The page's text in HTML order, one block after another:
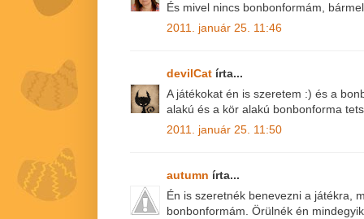
És mivel nincs bonbonformám,
2011. január 25. 11:46
devilCat írta...
A játékokat én is szeretem :) és a
alakú és a kör alakú bonbonforma
2011. január 25. 11:50
autumn írta...
Én is szeretnék benevezni a játékra,
bonbonformám. Örülnék én